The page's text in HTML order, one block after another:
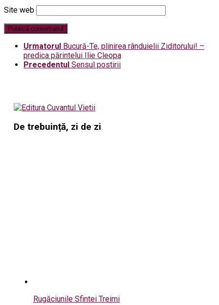
Site web
Urmatorul Bucură-Te, plinirea rân­duielii Ziditorului! –
predica părintelui Ilie Cleopa
Precedentul Sensul postirii
De trebuință, zi de zi
Rugăciunile Sfintei Treimi